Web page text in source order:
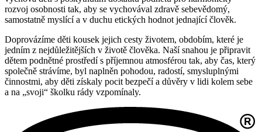
rozvoj osobnosti tak, aby se vychovával zdravě sebevědomý,
samostatně myslící a v duchu etických hodnot jednající člověk.
Doprovázíme děti kousek jejich cesty životem, obdobím, které je
jedním z nejdůležitějších v životě člověka. Naší snahou je připravit
dětem podnětné prostředí s příjemnou atmosférou tak, aby čas, který
společně strávíme, byl naplněn pohodou, radostí, smysluplnými
činnostmi, aby děti získaly pocit bezpečí a důvěry v lidi kolem sebe
a na „svoji“ školku rády vzpomínaly.